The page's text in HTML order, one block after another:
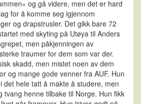
og gå videre, men det er hard
for å komme seg igjennom
og drapstrusler. Det gikk bare 72
med skyting på Utøya til Anders
men påkjenningen av
traumer for dem som var der.
skadd, men mistet noen av dem
og mange gode venner fra AUF. Hun
det hele tatt å makte å studere, men
tvang henne tilbake til Norge. Hun fikk